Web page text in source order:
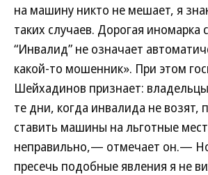
на машину никто не мешает, я
таких случаев. Дорогая иномарка
“Инвалид” не означает
какой-то мошенник». При этом
Шейхадинов признает:
те дни, когда инвалида не возят,
ставить машины на льготные
неправильно,— отмечает он.—
пресечь подобные явления я не